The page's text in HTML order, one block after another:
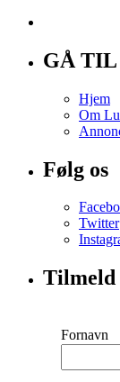
GÅ TIL
Hjem
Om
Følg os
Twitter
Tilmeld
Fornavn